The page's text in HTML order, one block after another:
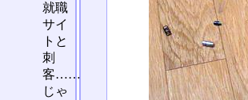
就職
サイ
トと
刺
客……
じゃ